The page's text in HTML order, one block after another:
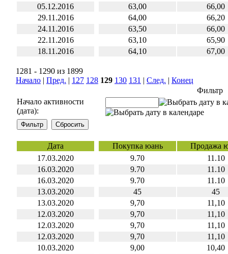
05.12.2016
63,00
66,00
29.11.2016
64,00
66,20
24.11.2016
63,50
66,00
22.11.2016
63,10
65,90
18.11.2016
64,10 67,00
1281 - 1290 из 1899
Начало | Пред. | 127 128 129 130 131 | След. | Конец
Фильтр
Начало активности
(дата):
Дата Покупка юань
Продажа
17.03.2020
9.70
11.10
16.03.2020
9.70
11.10
16.03.2020
9.70
11.10
13.03.2020
45
45
13.03.2020
9,70
11,10
12.03.2020
9,70
11,10
12.03.2020
9,70
11,10
12.03.2020
9,70
11,10
10.03.2020
9,00
10,40